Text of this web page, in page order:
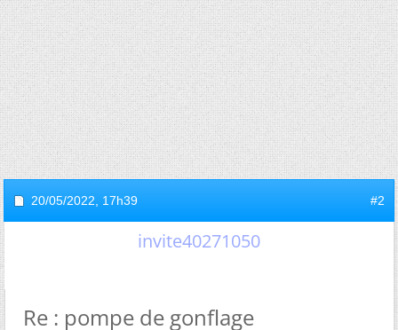
20/05/2022, 17h39 #2
invite40271050
Re : pompe de gonflage